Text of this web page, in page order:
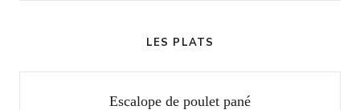
LES PLATS
Escalope de poulet pané